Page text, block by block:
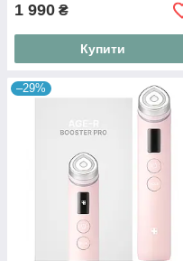
1 990 ₴
Купити
–29%